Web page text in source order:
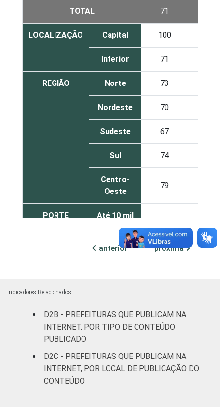
TOTAL 71
LOCALIZAÇÃO Capital 100
Interior 71
REGIÃO Norte 73
Nordeste 70
Sudeste 67
Sul 74
Centro-
Oeste
79
PORTE
Até 10 mil
habitantes
Mais de 10
Mais de
100 mil
habitantes
anterior próxima
Indicadores Relacionados
D2B - PREFEITURAS QUE PUBLICAM NA
INTERNET, POR TIPO DE CONTEÚDO
PUBLICADO
D2C - PREFEITURAS QUE PUBLICAM NA
INTERNET, POR LOCAL DE PUBLICAÇÃO DO
CONTEÚDO